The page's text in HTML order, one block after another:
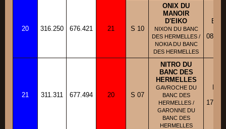
20 316.250 676.421 21 S 10
ONIX DU
MANOIR
D'EIKO
NIXON DU BANC
DES HERMELLES /
NOKIA DU BANC
DES HERMELLES
08/10/
21 311.311 677.494 20 S 07
NITRO DU
BANC DES
HERMELLES
GAVROCHE DU
BANC DES
HERMELLES /
GARONNE DU
BANC DES
HERMELLES
17/07/